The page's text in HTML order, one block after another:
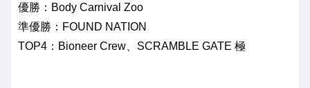
優勝：Body Carnival Zoo
準優勝：FOUND NATION
TOP4：Bioneer Crew、SCRAMBLE GATE 極